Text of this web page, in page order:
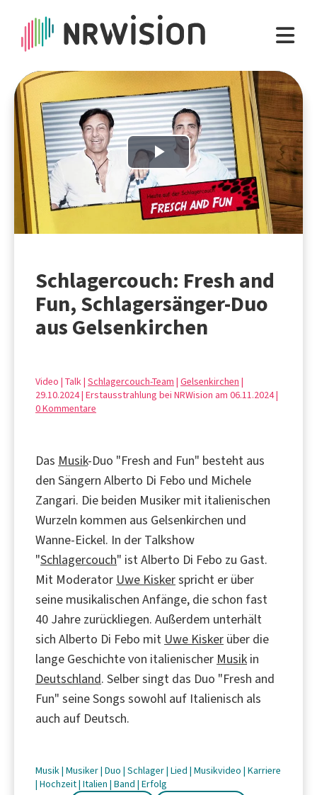
Play
Video
Schlagercouch: Fresh and
Fun, Schlagersänger-Duo
aus Gelsenkirchen
Video | Talk | Schlagercouch-Team | Gelsenkirchen |
29.10.2024 | Erstausstrahlung bei NRWision am 06.11.2024 |
0 Kommentare
Das Musik-Duo "Fresh and Fun" besteht aus
den Sängern Alberto Di Febo und Michele
Zangari. Die beiden Musiker mit italienischen
Wurzeln kommen aus Gelsenkirchen und
Wanne-Eickel. In der Talkshow
"Schlagercouch" ist Alberto Di Febo zu Gast.
Mit Moderator Uwe Kiskerspricht er über
seine musikalischen Anfänge, die schon fast
40 Jahre zurückliegen. Außerdem unterhält
sich Alberto Di Febo mit Uwe Kisker über die
lange Geschichte von italienischer Musik in
Deutschland. Selber singt das Duo "Fresh and
Fun" seine Songs sowohl auf Italienisch als
auch auf Deutsch.
Musik| Musiker| Duo | Schlager| Lied | Musikvideo | Karriere
| Hochzeit| Italien | Band | Erfolg